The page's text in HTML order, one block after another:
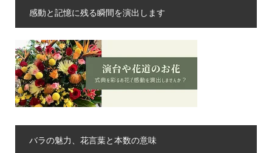
感動と記憶に残る瞬間を演出します
バラの魅力、花言葉と本数の意味